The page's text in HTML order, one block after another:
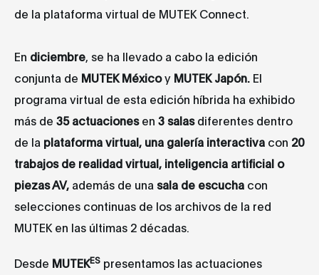
de la plataforma virtual de MUTEK Connect.
En diciembre , se ha llevado a cabo la edición
conjunta de MUTEK Méxicoy MUTEK Japón. El
programa virtual de esta edición híbrida ha exhibido
más de 35 actuacionesen 3 salasdiferentes dentro
de la plataforma virtual, una galería interactiva con 20
trabajos de realidad virtual, inteligencia artificial o
piezas AV, además de una sala de escucha con
selecciones continuas de los archivos de la red
MUTEK en las últimas 2 décadas.
Desde MUTEKES presentamos las actuaciones